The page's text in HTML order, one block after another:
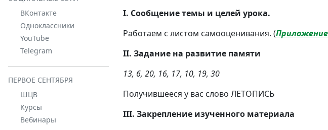
ВКонтакте
Одноклассники
YouTube
Telegram
ПЕРВОЕ СЕНТЯБРЯ
ШЦВ
Курсы
Вебинары
I. Сообщение темы и целей урока.
Работаем с листом самооценивания. (
II. Задание на развитие памяти
13, 6, 20, 16, 17, 10, 19, 30
Получившееся у вас слово ЛЕТОПИСЬ
III. Закрепление изученного материала